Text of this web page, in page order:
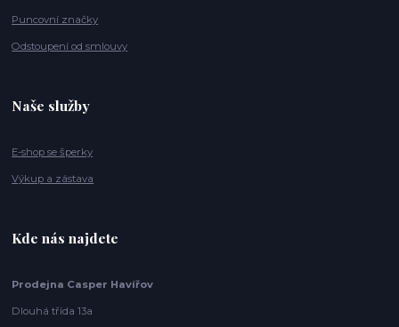
Puncovní značky
Odstoupení od smlouvy
Naše služby
E-shop se šperky
Výkup a zástava
Kde nás najdete
Prodejna Casper Havířov
Dlouhá třída 13a